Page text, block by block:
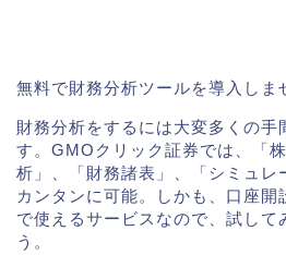
無料で財務分析ツールを導入しま
財務分析をするには大変多くの手
す。GMOクリック証券では、「
析」、「財務諸表」、「シミュレ
カンタンに可能。しかも、口座
で使えるサービスなので、試して
う。